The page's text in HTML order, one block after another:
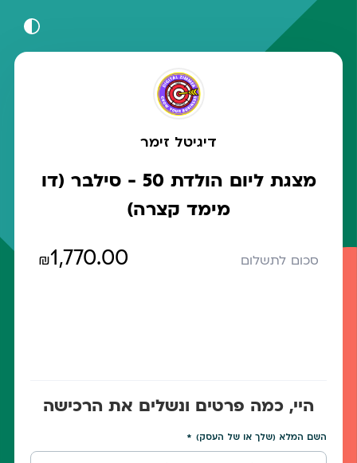
דיגיטל זימר
מצגת ליום הולדת 50 - סילבר (דו
מימד קצרה)
סכום לתשלום ₪1,770.00
היי, כמה פרטים ונשלים את הרכישה
השם המלא (שלך או של העסק)